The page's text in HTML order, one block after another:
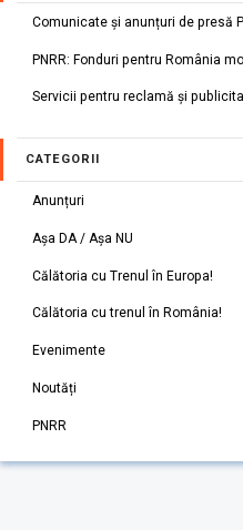
Comunicate și anunțuri de presă
PNRR: Fonduri pentru România
Servicii pentru reclamă și
CATEGORII
Anunțuri
Așa DA / Așa NU
Călătoria cu Trenul în Europa!
Călătoria cu trenul în România!
Evenimente
Noutăți
PNRR